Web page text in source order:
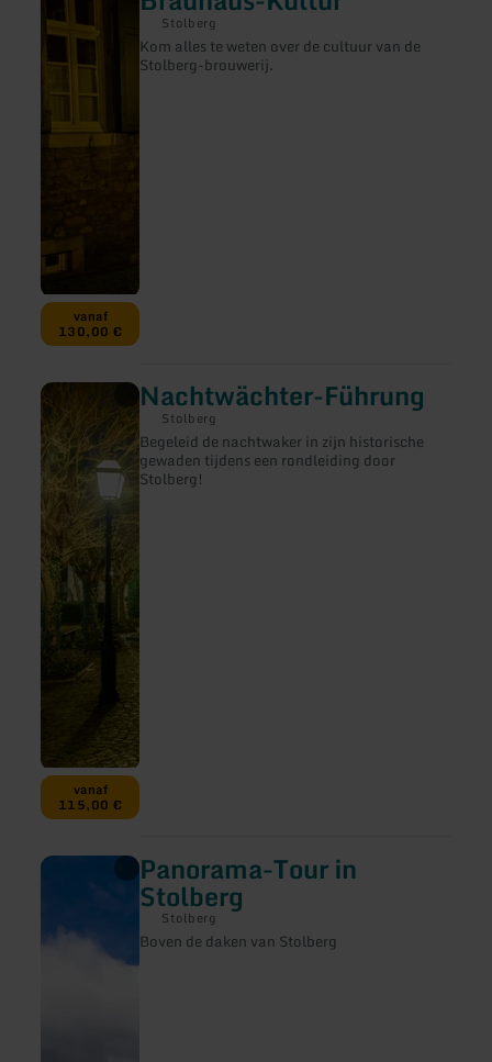
vanaf
130,00 €
Stolberg
Kom alles te weten over de cultuur van de
Stolberg-brouwerij.
Führung
zur
Brauhaus-
Kultur
vanaf
115,00 €
Nachtwächter-Führung
Stolberg
Begeleid de nachtwaker in zijn historische
gewaden tijdens een rondleiding door
Stolberg!
meer
informatie
over:
Nachtwächter-
Führung
Panorama-Tour in
Stolberg
Stolberg
Boven de daken van Stolberg
meer
Tour